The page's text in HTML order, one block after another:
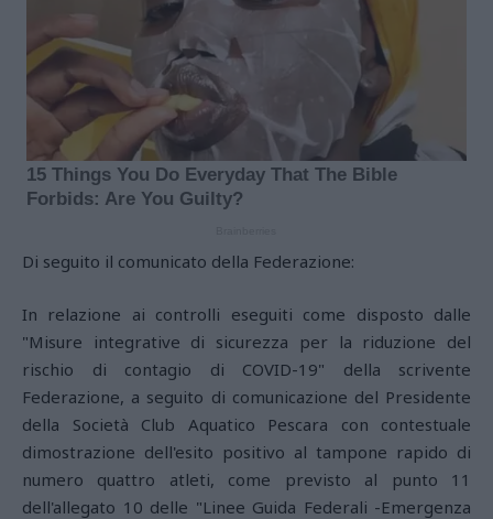
Di seguito il comunicato della Federazione:
In relazione ai controlli eseguiti come disposto dalle
"Misure integrative di sicurezza per la riduzione del
rischio di contagio di COVID-19" della scrivente
Federazione, a seguito di comunicazione del Presidente
della Società Club Aquatico Pescara con contestuale
dimostrazione dell'esito positivo al tampone rapido di
numero quattro atleti, come previsto al punto 11
dell'allegato 10 delle "Linee Guida Federali -Emergenza